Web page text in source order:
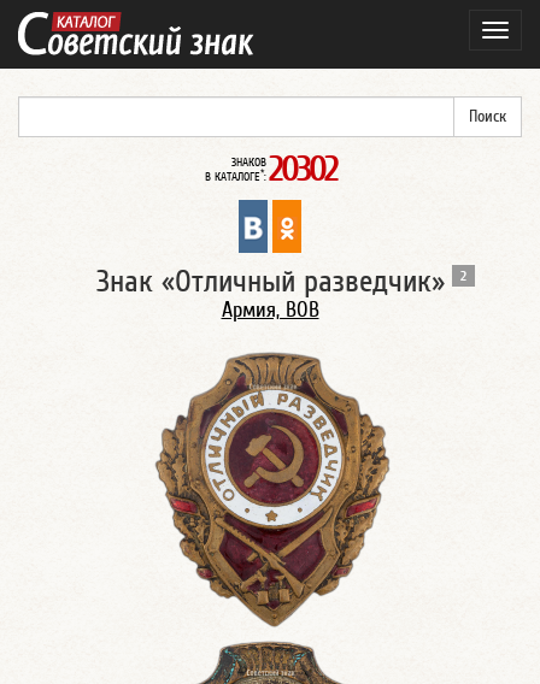
ЗНАКОВ
В КАТАЛОГЕ*: 20302
Знак «Отличный разведчик» 2
Армия, ВОВ